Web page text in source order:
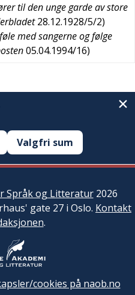
til den unge garde av store
28.12.1928/5/2)
med sangerne og følge
05.04.1994/16)
Valgfri sum
Språk og Litteratur2026
gate 27 i Oslo. Kontakt
.
cookies på naob.no